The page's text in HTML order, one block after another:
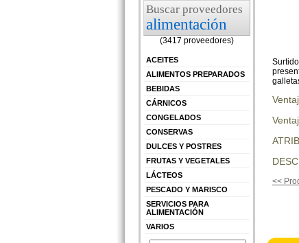
Buscar proveedores
alimentación
(3417 proveedores)
ACEITES
ALIMENTOS PREPARADOS
BEBIDAS
CÁRNICOS
CONGELADOS
CONSERVAS
DULCES Y POSTRES
FRUTAS Y VEGETALES
LÁCTEOS
PESCADO Y MARISCO
SERVICIOS PARA
ALIMENTACIÓN
VARIOS
<<